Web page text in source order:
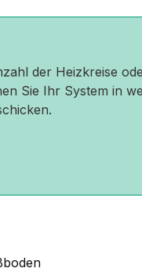
der Heizkreise
Sie Ihr System in